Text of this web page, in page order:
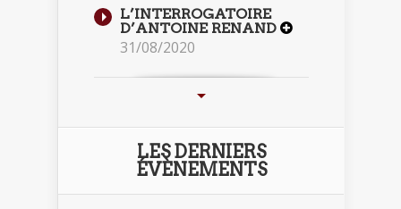
L’INTERROGATOIRE
D’ANTOINE RENAND
31/08/2020
LES DERNIERS
ÉVÈNEMENTS